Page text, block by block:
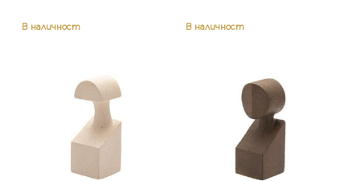
В наличност В наличност